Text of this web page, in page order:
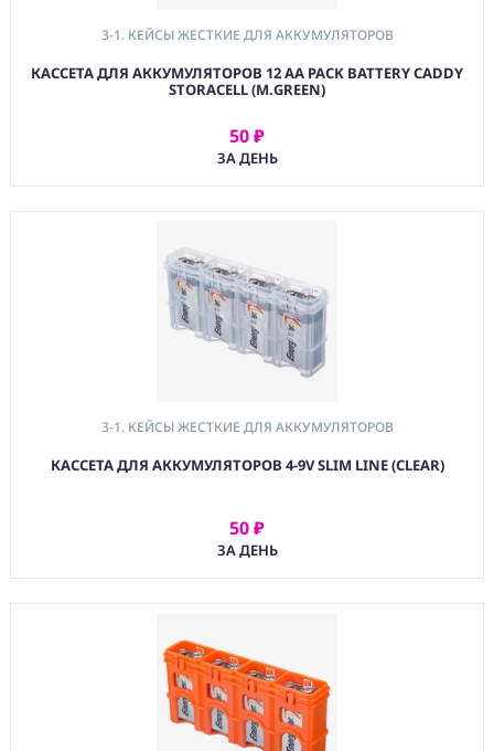
3-1. КЕЙСЫ ЖЕСТКИЕ ДЛЯ АККУМУЛЯТОРОВ
КАССЕТА ДЛЯ АККУМУЛЯТОРОВ 12 AA PACK BATTERY CADDY
STORACELL (М.GREEN)
50 ₽
ЗА ДЕНЬ
АРЕНДОВАТЬ
3-1. КЕЙСЫ ЖЕСТКИЕ ДЛЯ АККУМУЛЯТОРОВ
КАССЕТА ДЛЯ АККУМУЛЯТОРОВ 4-9V SLIM LINE (CLEAR)
50 ₽
ЗА ДЕНЬ
АРЕНДОВАТЬ